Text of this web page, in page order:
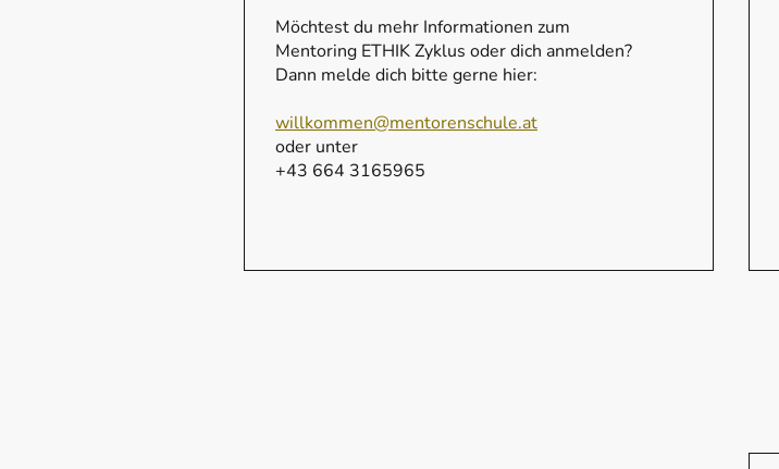
Möchtest du mehr Informationen zum
Mentoring ETHIK Zyklus oder dich anmelden?
Dann melde dich bitte gerne hier:
willkommen@mentorenschule.at
oder unter
+43 664 3165965